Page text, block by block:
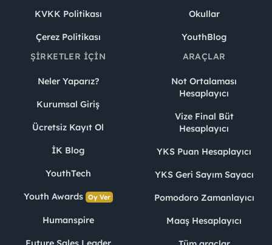
KVKK Politikası
Çerez Politikası
Okullar
YouthBlog
ŞIRKETLER İÇIN
Neler Yaparız?
Kurumsal Giriş
Ücretsiz Kayıt Ol
İK Blog
YouthTech
Youth Awards Oy Ver
Humanspire
ARAÇLAR
Not Ortalaması
Hesaplayıcı
Vize Final Büt
Hesaplayıcı
YKS Puan Hesaplayıcı
YKS Geri Sayım Sayacı
Pomodoro Zamanlayıcı
Maaş Hesaplayıcı